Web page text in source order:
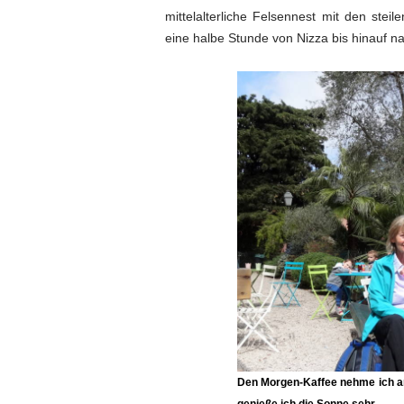
mittelalterliche Felsennest mit den
eine halbe Stunde von Nizza bis hinauf
Den Morgen-Kaffee nehme ich